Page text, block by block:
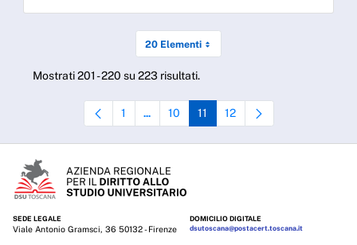
20 Elementi
Mostrati 201 - 220 su 223 risultati.
Pagina
1 ...Pagine intermedie Use TAB to navigate.
Pagina
10 Pagina
11 Pagina
12
SEDE LEGALE
Viale Antonio Gramsci, 36 50132 - Firenze
DOMICILIO DIGITALE
dsutoscana@postacert.toscana.it